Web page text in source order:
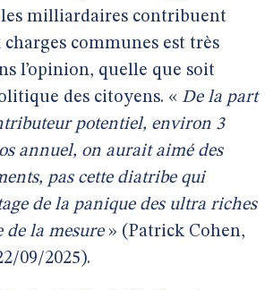
les milliardaires contribuent
charges communes est très
l’opinion, quelle que soit
des citoyens. « De la part
potentiel, environ 3
annuel, on aurait aimé des
pas cette diatribe qui
de la panique des ultra riches
de la mesure» (Patrick Cohen,
09/2025).